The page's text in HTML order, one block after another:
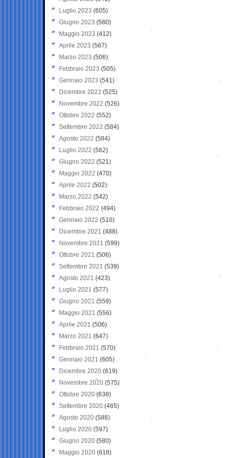
Luglio 2023 (605)
Giugno 2023 (560)
Maggio 2023 (412)
Aprile 2023 (567)
Marzo 2023 (506)
Febbraio 2023 (505)
Gennaio 2023 (541)
Dicembre 2022 (525)
Novembre 2022 (526)
Ottobre 2022 (552)
Settembre 2022 (584)
Agosto 2022 (584)
Luglio 2022 (562)
Giugno 2022 (521)
Maggio 2022 (470)
Aprile 2022 (502)
Marzo 2022 (542)
Febbraio 2022 (494)
Gennaio 2022 (510)
Dicembre 2021 (488)
Novembre 2021 (599)
Ottobre 2021 (506)
Settembre 2021 (539)
Agosto 2021 (423)
Luglio 2021 (577)
Giugno 2021(559)
Maggio 2021 (556)
Aprile 2021 (506)
Marzo 2021 (647)
Febbraio 2021 (570)
Gennaio 2021 (605)
Dicembre 2020 (619)
Novembre 2020 (575)
Ottobre 2020 (638)
Settembre 2020(465)
Agosto 2020 (588)
Luglio 2020 (597)
Giugno 2020 (580)
Maggio 2020 (618)